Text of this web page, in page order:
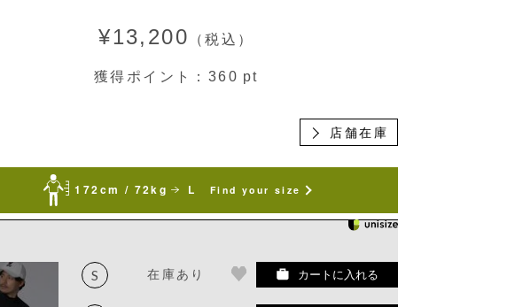
¥13,200 （税込）
獲得ポイント： 360 pt
店舗在庫
172cm / 72kg L Find your size
S 在庫あり カートに入れる